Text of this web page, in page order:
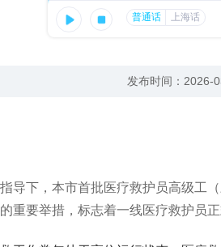
发布时间：2026-
导下，本市首批医疗救护员高级工
重要举措，标志着一线医疗救护员